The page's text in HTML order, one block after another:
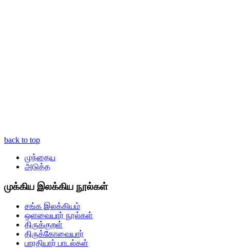
back to top
முந்தைய
அடுத்த
முக்கிய இலக்கிய நூல்கள்
சங்க இலக்கியம்
ஒளவையார் நூல்கள்
திருக்குறள்
திருக்கோவையார்
பாரதியார் பாடல்கள்